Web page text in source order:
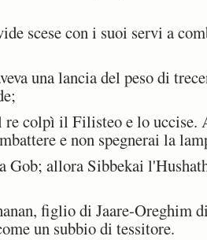
scese con i suoi servi a
una lancia del peso di
colpì il Filisteo e lo
e non spegnerai la
allora Sibbekai
figlio di Jaare-Oreghim
un subbio di tessitore.